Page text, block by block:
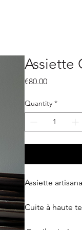
Assiette
€80.00Price
Quantity *
Assiette
Cuite à haute